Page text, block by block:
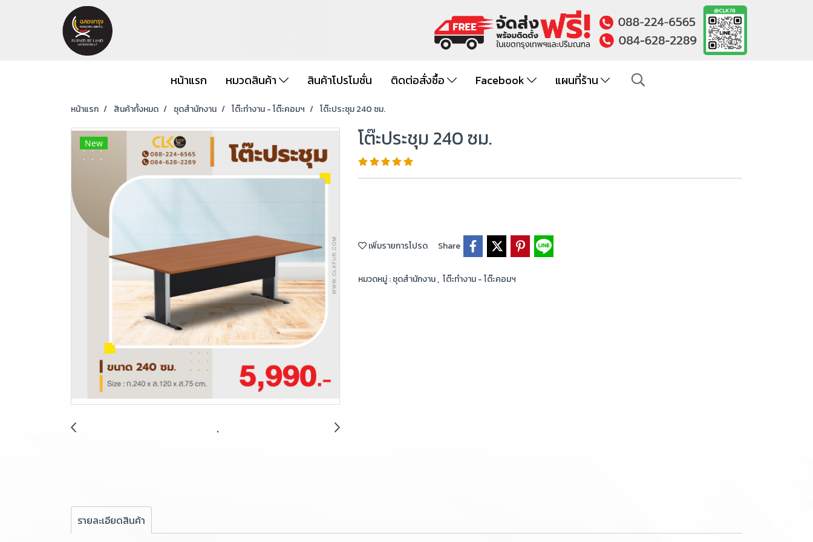
หน้าแรก หมวดสินค้า สินค้าโปรโมชั่น ติดต่อสั่งซื้อ Facebook แผนที่ร้าน
หน้าแรก สินค้าทั้งหมด ชุดสำนักงาน โต๊ะทำงาน - โต๊ะคอมฯ โต๊ะประชุม 240 ซม.
New โต๊ะประชุม 240 ซม.
เพิ่มรายการโปรด Share
หมวดหมู่ :ชุดสำนักงาน, โต๊ะทำงาน - โต๊ะคอมฯ
รายละเอียดสินค้า